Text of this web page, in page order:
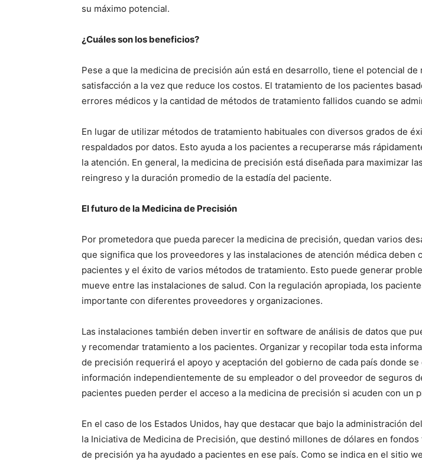
su máximo potencial.
¿Cuáles son los beneficios?
Pese a que la medicina de precisión aún está en desarrollo, tiene el potencial
satisfacción a la vez que reduce los costos. El tratamiento de los pacientes
errores médicos y la cantidad de métodos de tratamiento fallidos cuando se
En lugar de utilizar métodos de tratamiento habituales con diversos grados de
respaldados por datos. Esto ayuda a los pacientes a recuperarse más
la atención. En general, la medicina de precisión está diseñada para maximizar
reingreso y la duración promedio de la estadía del paciente.
El futuro de la Medicina de Precisión
Por prometedora que pueda parecer la medicina de precisión, quedan varios
que significa que los proveedores y las instalaciones de atención médica
pacientes y el éxito de varios métodos de tratamiento. Esto puede generar
mueve entre las instalaciones de salud. Con la regulación apropiada, los
importante con diferentes proveedores y organizaciones.
Las instalaciones también deben invertir en software de análisis de datos que
y recomendar tratamiento a los pacientes. Organizar y recopilar toda esta
de precisión requerirá el apoyo y aceptación del gobierno de cada país donde
información independientemente de su empleador o del proveedor de seguros
pacientes pueden perder el acceso a la medicina de precisión si acuden con un
En el caso de los Estados Unidos, hay que destacar que bajo la administración
la Iniciativa de Medicina de Precisión, que destinó millones de dólares en
de precisión ya ha ayudado a pacientes en ese país. Como se indica en el sitio